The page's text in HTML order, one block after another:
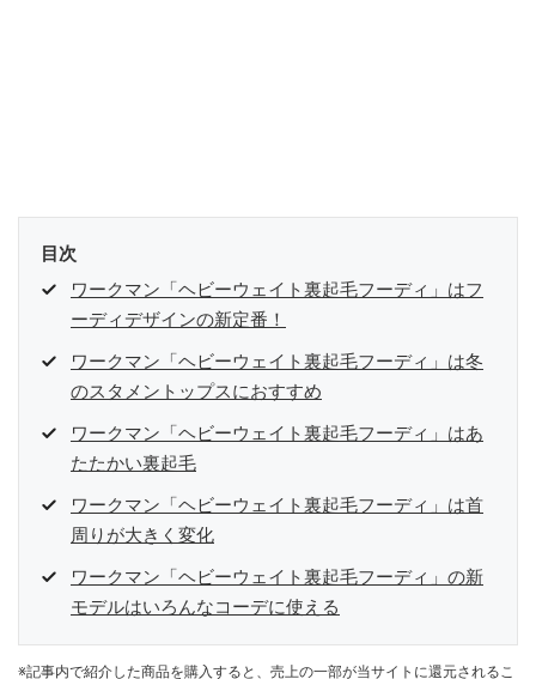
目次
ワークマン「ヘビーウェイト裏起毛フーディ」はフ
ーディデザインの新定番！
ワークマン「ヘビーウェイト裏起毛フーディ」は冬
のスタメントップスにおすすめ
ワークマン「ヘビーウェイト裏起毛フーディ」はあ
たたかい裏起毛
ワークマン「ヘビーウェイト裏起毛フーディ」は首
周りが大きく変化
ワークマン「ヘビーウェイト裏起毛フーディ」の新
モデルはいろんなコーデに使える
※記事内で紹介した商品を購入すると、売上の一部が当サイトに還元されるこ